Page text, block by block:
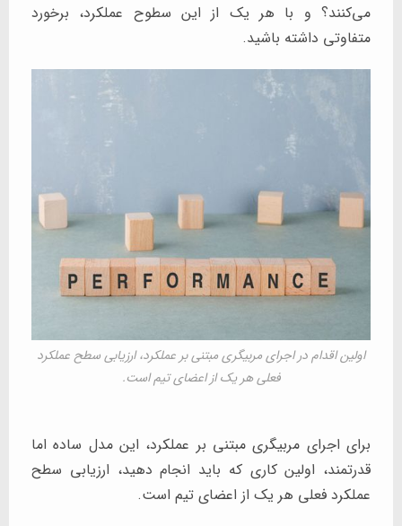
می‌کنند؟ و با هر یک از این سطوح عملکرد، برخورد
متفاوتی داشته باشید.
اولین اقدام در اجرای مربیگری مبتنی بر عملکرد، ارزیابی سطح عملکرد
فعلی هر یک از اعضای تیم است.
برای اجرای مربیگری مبتنی بر عملکرد، این مدل ساده اما
قدرتمند، اولین کاری که باید انجام دهید، ارزیابی سطح
عملکرد فعلی هر یک از اعضای تیم است.